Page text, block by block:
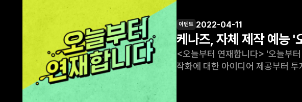
이벤트 2022-04-11
케나즈, 자체 제작 예능 '
<오늘부터 연재합니다> '오늘부터 연재합니다 시즌1' 왓챠 서비스 개시! 의리남 김보성과 EXID 혜린의 좌충우돌 웹툰 제작기! 스토리 및
작화에 대한 아이디어 제공부터 투자를 위한 기획한 발표까